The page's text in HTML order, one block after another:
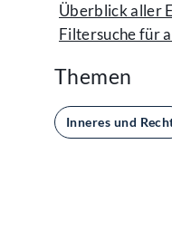
Überblick aller
Filtersuche für
Themen
Inneres und